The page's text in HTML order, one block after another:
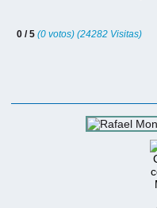
0 / 5(0 votos) (24282 Visitas)